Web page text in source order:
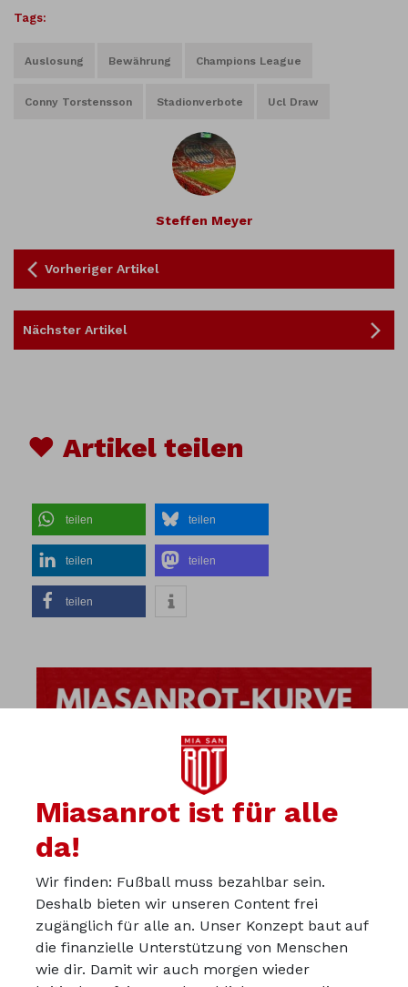
Tags:
Auslosung Bewährung Champions League
Conny Torstensson Stadionverbote Ucl Draw
Steffen Meyer
Vorheriger Artikel
Nächster Artikel
♥ Artikel teilen
teilen teilen
teilen teilen
teilen
Miasanrot ist für alle
da!
Wir finden: Fußball muss bezahlbar sein.
Deshalb bieten wir unseren Content frei
zugänglich für alle an. Unser Konzept baut auf
die finanzielle Unterstützung von Menschen
wie dir. Damit wir auch morgen wieder